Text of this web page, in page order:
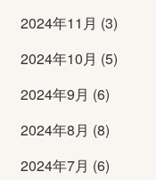
2024年11月 (3)
2024年10月 (5)
2024年9月 (6)
2024年8月 (8)
2024年7月 (6)